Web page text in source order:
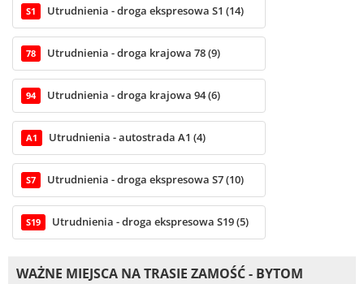
S1 Utrudnienia - droga ekspresowa S1 (14)
78 Utrudnienia - droga krajowa 78 (9)
94 Utrudnienia - droga krajowa 94 (6)
A1 Utrudnienia - autostrada A1 (4)
S7 Utrudnienia - droga ekspresowa S7 (10)
S19 Utrudnienia - droga ekspresowa S19 (5)
WAŻNE MIEJSCA NA TRASIE ZAMOŚĆ - BYTOM